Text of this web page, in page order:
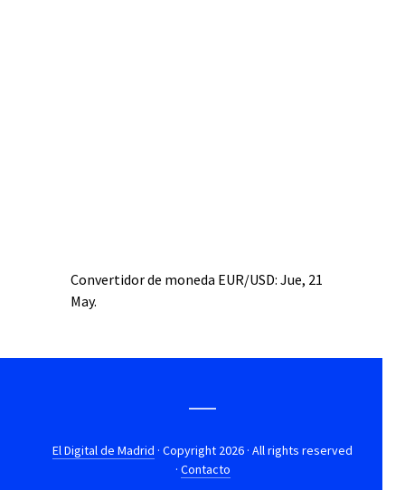
Convertidor de moneda EUR/USD: Jue, 21
May.
El Digital de Madrid · Copyright 2026 · All rights reserved
· Contacto